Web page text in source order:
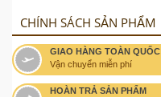
CHÍNH SÁCH SẢN PHẨM
GIAO HÀNG TOÀN QUỐC
Vận chuyển miễn phí
HOÀN TRẢ SẢN PHẨM